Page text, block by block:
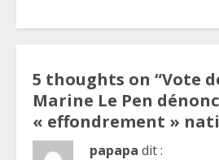
5 thoughts on “Vote
Marine Le Pen
« effondrement »
papapa dit :